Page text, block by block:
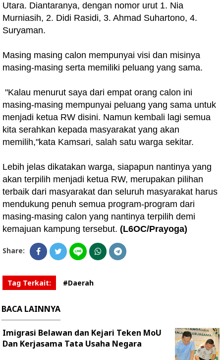
Utara. Diantaranya, dengan nomor urut 1. Nia
Murniasih, 2. Didi Rasidi, 3. Ahmad Suhartono, 4.
Suryaman.
Masing masing calon mempunyai visi dan misinya
masing-masing serta memiliki peluang yang sama.
"Kalau menurut saya dari empat orang calon ini
masing-masing mempunyai peluang yang sama untuk
menjadi ketua RW disini. Namun kembali lagi semua
kita serahkan kepada masyarakat yang akan
memilih,"kata Kamsari, salah satu warga sekitar.
Lebih jelas dikatakan warga, siapapun nantinya yang
akan terpilih menjadi ketua RW, merupakan pilihan
terbaik dari masyarakat dan seluruh masyarakat harus
mendukung penuh semua program-program dari
masing-masing calon yang nantinya terpilih demi
kemajuan kampung tersebut. (L6OC/Prayoga)
Share:
Tag Terkait: #Daerah
BACA LAINNYA
Imigrasi Belawan dan Kejari Teken MoU
Dan Kerjasama Tata Usaha Negara